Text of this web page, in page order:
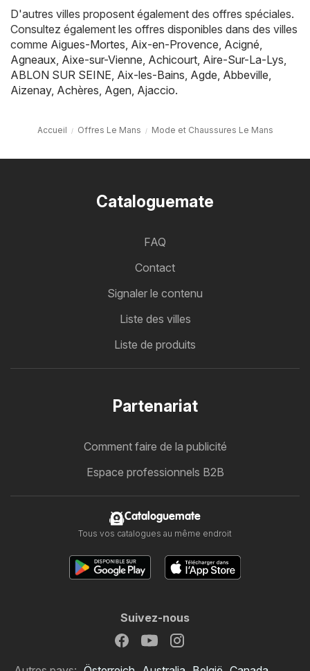
D'autres villes proposent également des offres spéciales.
Consultez également les offres disponibles dans des villes
comme Aigues-Mortes, Aix-en-Provence, Acigné,
Agneaux, Aixe-sur-Vienne, Achicourt, Aire-Sur-La-Lys,
ABLON SUR SEINE, Aix-les-Bains, Agde, Abbeville,
Aizenay, Achères, Agen, Ajaccio.
Accueil Offres Le Mans Mode et Chaussures Le Mans
Cataloguemate
FAQ
Contact
Signaler le contenu
Liste des villes
Liste de produits
Partenariat
Comment faire de la publicité
Espace professionnels B2B
Cataloguemate
Tous vos catalogues au même endroit
Suivez-nous